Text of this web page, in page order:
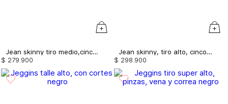
Jean skinny tiro medio,cinco bolsillos, varias costuras
$ 279 900
Jean skinny, tiro alto, cinco bolsillos, con borla
$ 298 900